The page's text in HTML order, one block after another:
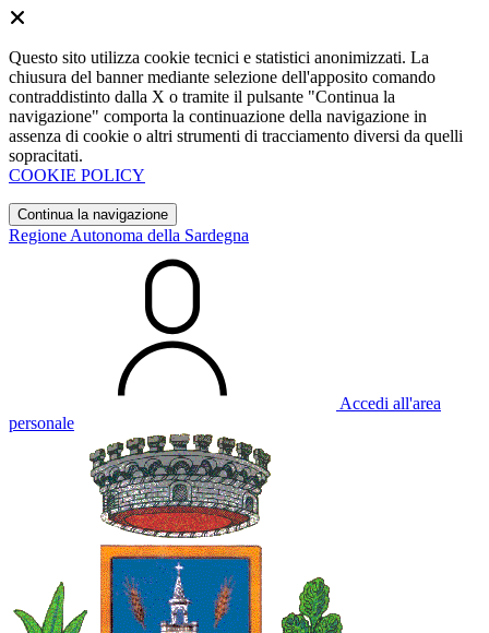
Questo sito utilizza cookie tecnici e statistici anonimizzati. La
chiusura del banner mediante selezione dell'apposito comando
contraddistinto dalla X o tramite il pulsante "Continua la
navigazione" comporta la continuazione della navigazione in
assenza di cookie o altri strumenti di tracciamento diversi da quelli
sopracitati.
COOKIE POLICY
Continua la navigazione
Regione Autonoma della Sardegna
Accedi all'area
personale